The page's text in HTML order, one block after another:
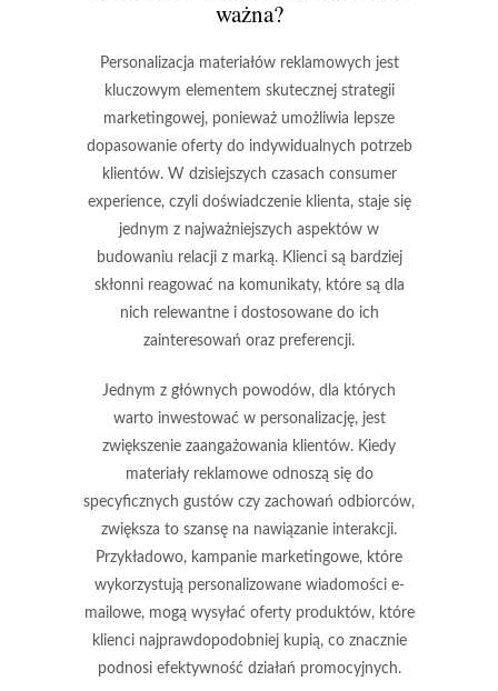
ważna?
Personalizacja materiałów reklamowych jest
kluczowym elementem skutecznej strategii
marketingowej, ponieważ umożliwia lepsze
dopasowanie oferty do indywidualnych potrzeb
klientów. W dzisiejszych czasach consumer
experience, czyli doświadczenie klienta, staje się
jednym z najważniejszych aspektów w
budowaniu relacji z marką. Klienci są bardziej
skłonni reagować na komunikaty, które są dla
nich relewantnei dostosowane do ich
zainteresowań oraz preferencji.
Jednym z głównych powodów, dla których
warto inwestować w personalizację, jest
zwiększenie zaangażowania klientów. Kiedy
materiały reklamowe odnoszą się do
specyficznych gustów czy zachowań odbiorców,
zwiększa to szansę na nawiązanie interakcji.
Przykładowo, kampanie marketingowe, które
wykorzystują personalizowane wiadomości e-
mailowe, mogą wysyłać oferty produktów, które
klienci najprawdopodobniej kupią, co znacznie
podnosi efektywność działań promocyjnych.